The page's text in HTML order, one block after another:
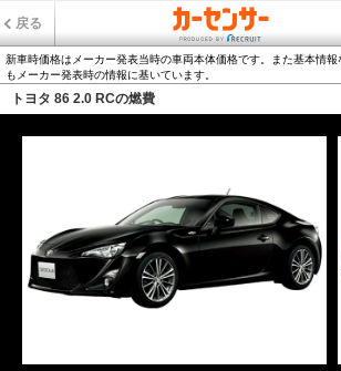
戻る
新車時価格はメーカー発表当時の車両本体価格です。また基本情
もメーカー発表時の情報に基いています。
トヨタ 86 2.0 RCの燃費